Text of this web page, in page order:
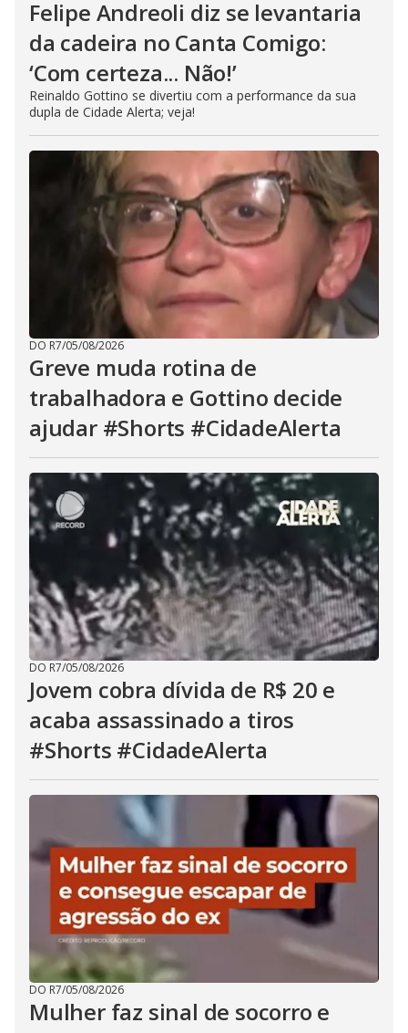
Felipe Andreoli diz se levantaria
da cadeira no Canta Comigo:
‘Com certeza... Não!’
Reinaldo Gottino se divertiu com a performance da sua
dupla de Cidade Alerta; veja!
DO R7/05/08/2026
Greve muda rotina de
trabalhadora e Gottino decide
ajudar #Shorts #CidadeAlerta
DO R7/05/08/2026
Jovem cobra dívida de R$ 20 e
acaba assassinado a tiros
#Shorts #CidadeAlerta
DO R7/05/08/2026
Mulher faz sinal de socorro e